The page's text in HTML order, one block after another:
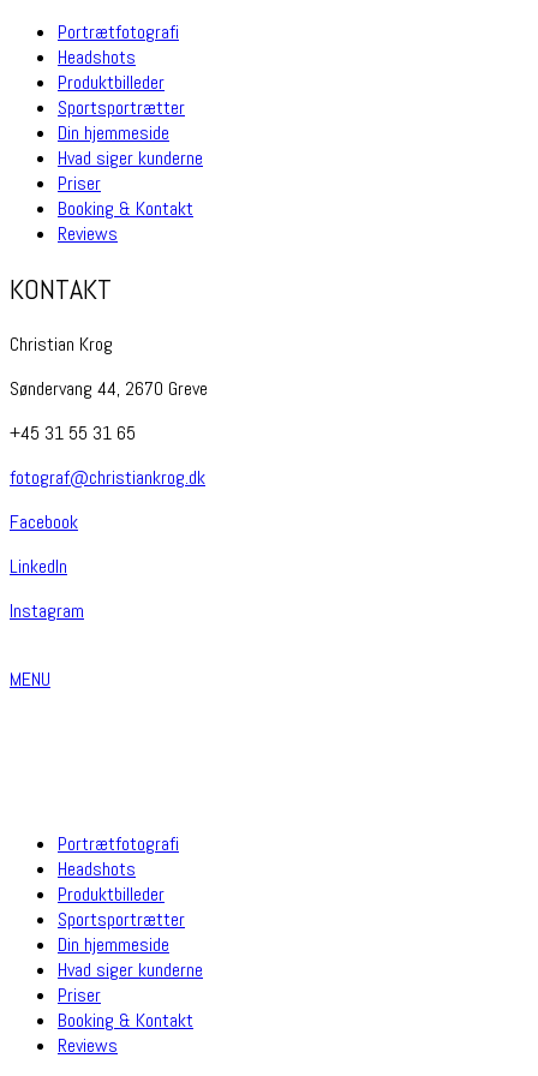
Portrætfotografi
Headshots
Produktbilleder
Sportsportrætter
Din hjemmeside
Hvad siger kunderne
Priser
Booking & Kontakt
Reviews
KONTAKT
Christian Krog
Søndervang 44, 2670 Greve
+45 31 55 31 65
fotograf@christiankrog.dk
Facebook
Linkedln
Instagram
MENU
Portrætfotografi
Headshots
Produktbilleder
Sportsportrætter
Din hjemmeside
Hvad siger kunderne
Priser
Booking & Kontakt
Reviews